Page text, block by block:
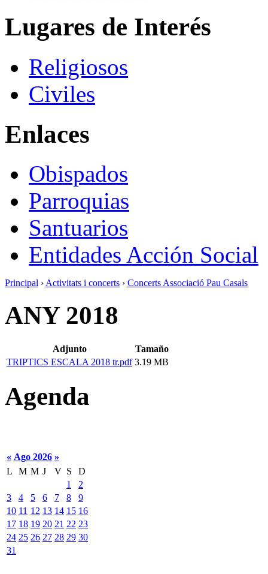
Lugares de Interés
Religiosos
Civiles
Enlaces
Obispados
Parroquias
Santuarios
Entidades Acción Social
Principal ›Activitats i concerts › Concerts Associació Pau Casals
ANY 2018
Adjunto
Tamaño
TRIPTICS ESCALA 2018 tr.pdf 3.19 MB
Agenda
« Ago 2026 »
L
M M J V S
D
1
2
3
4 5 6 7 8
9
10 11 12 13 14 15 16
17 18 19 20 21 22 23
24 25 26 27 28 29 30
31